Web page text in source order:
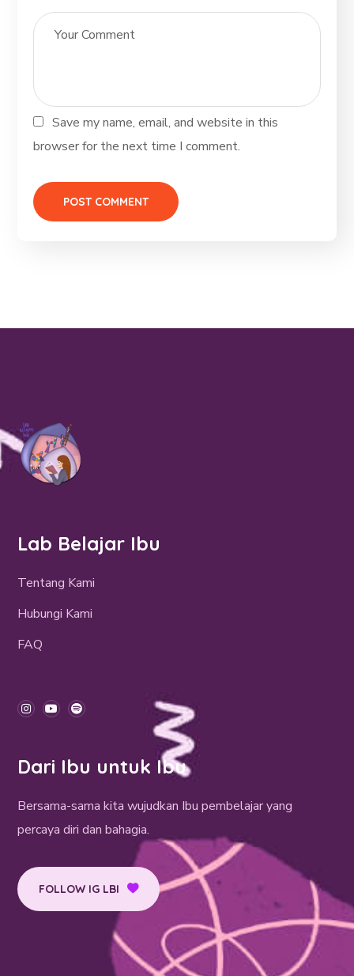
Save my name, email, and website in this
browser for the next time I comment.
Lab Belajar Ibu
Tentang Kami
Hubungi Kami
FAQ
Dari Ibu untuk Ibu
Bersama-sama kita wujudkan Ibu pembelajar yang
percaya diri dan bahagia.
FOLLOW IG LBI